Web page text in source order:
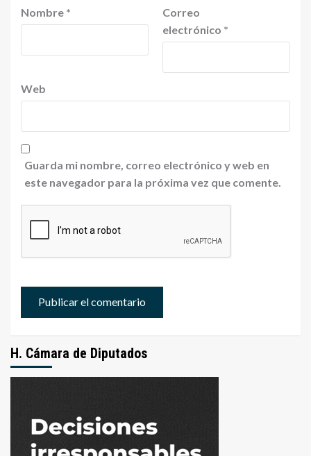
Nombre *
Correo
electrónico *
Web
Guarda mi nombre, correo electrónico y web en
este navegador para la próxima vez que comente.
H. Cámara de Diputados